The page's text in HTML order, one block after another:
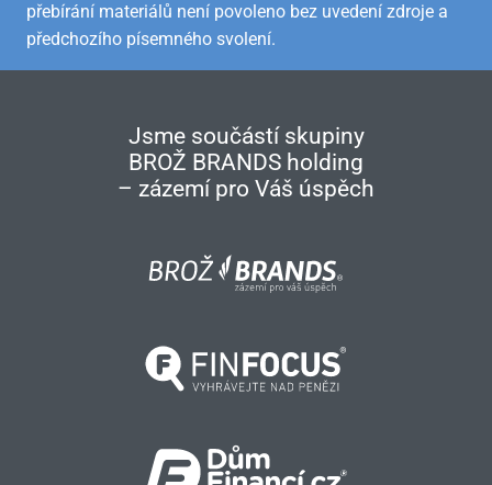
přebírání materiálů není povoleno bez uvedení zdroje a
předchozího písemného svolení.
Jsme součástí skupiny
BROŽ BRANDS holding
– zázemí pro Váš úspěch